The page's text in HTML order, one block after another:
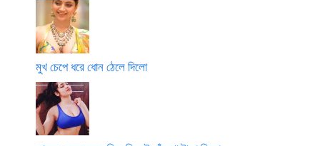
মুখ চেপে ধরে ধোন ঠেলে দিলো